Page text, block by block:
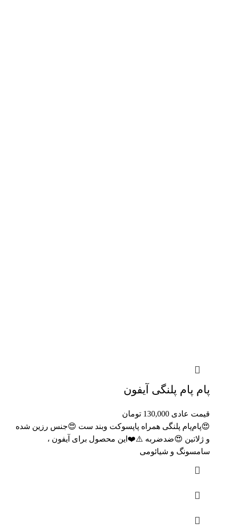
پام پام پلنگی آیفون
قیمت عادی 130,000 تومان
😍پام‌پام پلنگی همراه پاپسوکت وبند ست 😍جنس رزین شده
و ژلاتین 😍ضدضربه ⚠️❤️این محصول برای آیفون ،
سامسونگ و شیائومی